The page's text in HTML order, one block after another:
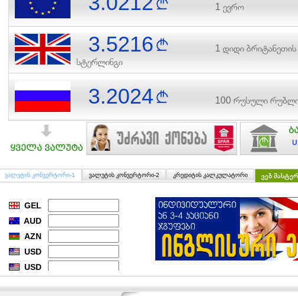
1 ევრო
3.5216
1 დიდი ბრიტანეთის
სტერლინგი
3.2024 100 რუსული
ყველა ვალუტა
ვალუტის კონვერტორი-1 ვალუტის კონვერტორი-2 კრედიტის კალკულატორი ვებ
GEL
AUD
AZN
USD
USD